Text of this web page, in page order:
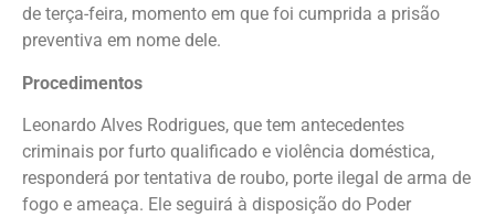
de terça-feira, momento em que foi cumprida a prisão
preventiva em nome dele.
Procedimentos
Leonardo Alves Rodrigues, que tem antecedentes
criminais por furto qualificado e violência doméstica,
responderá por tentativa de roubo, porte ilegal de arma de
fogo e ameaça. Ele seguirá à disposição do Poder